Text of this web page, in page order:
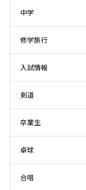
中学
修学旅行
入試情報
剣道
卒業生
卓球
合唱